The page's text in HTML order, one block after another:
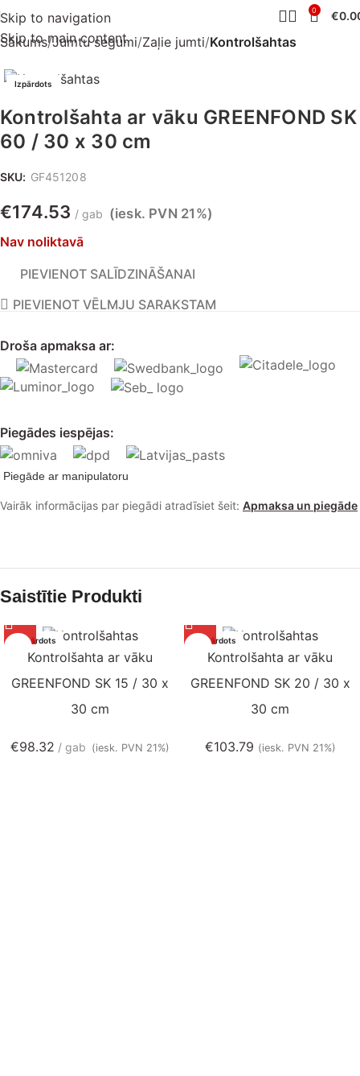
Skip to navigation
Skip to main content
0 €
Sākums Jumtu segumi Zaļie jumti Kontrolšahtas
Izpārdots
Kontrolšahta ar vāku GREENFOND SK
60 / 30 x 30 cm
SKU: GF451208
€174.53 gab (iesk. PVN 21%)
Nav noliktavā
Droša apmaksa ar:
Piegādes iespējas:
Piegāde ar manipulatoru
Vairāk informācijas par piegādi atradīsiet šeit: Apmaksa un piegāde
PIEVIENOT SALĪDZINĀŠANAI
PIEVIENOT VĒLMJU SARAKSTAM
Saistītie Produkti
Izpārdots
Kontrolšahta ar vāku
GREENFOND SK 15 / 30 x
30 cm
€98.32 gab (iesk. PVN 21%)
Izpārdots
Kontrolšahta ar vāku
GREENFOND SK 20 / 30 x
30 cm
€103.79 (iesk. PVN 21%)